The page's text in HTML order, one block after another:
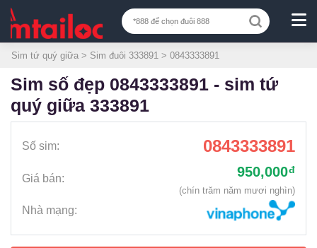
Sim tứ quý giữa > Sim đuôi 333891 > 0843333891
sim số đẹp 0843333891 - sim tứ
quý giữa 333891
Số sim: 0843333891
Giá bán: 950,000đ
(chín trăm năm mươi nghìn)
Nhà mạng: